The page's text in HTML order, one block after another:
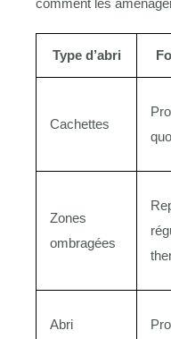
Type d’abri
Cachettes
Zones
ombragées
Abri